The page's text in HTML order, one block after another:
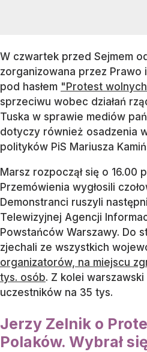
W czwartek przed Sejmem
zorganizowana przez Prawo
pod hasłem "Protest
sprzeciwu wobec działań
Tuska w sprawie mediów
dotyczy również osadzenia
polityków PiS Mariusza
Marsz rozpoczął się o 16.00
Przemówienia wygłosili
Demonstranci ruszyli
Telewizyjnej Agencji
Powstańców Warszawy. Do
zjechali ze wszystkich
organizatorów, na miejscu
tys. osób. Z kolei
uczestników na 35 tys.
Jerzy Zelnik o
Polaków. Wybrał